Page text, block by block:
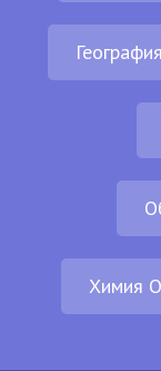
География
Химия